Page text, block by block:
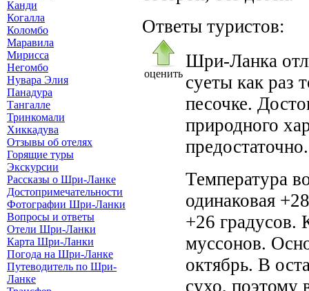
Канди
Когалла
Коломбо
Маравила
Мирисса
Негомбо
Нувара Элия
Панадура
Тангалле
Тринкомали
Хиккадува
Отзывы об отелях
Горящие туры
Экскурсии
Рассказы о Шри-Ланке
Достопримечательности
Фотографии Шри-Ланки
Вопросы и ответы
Отели Шри-Ланки
Карта Шри-Ланки
Погода на Шри-Ланке
Путеводитель по Шри-
Ланке
Ответы туристов:
оценить
Шри-Ланка
суеты как раз
песочке.
природного
предостаточно.
Температура
одинаковая
+26 градусов.
муссонов.
октябрь. В
сухо, поэтому